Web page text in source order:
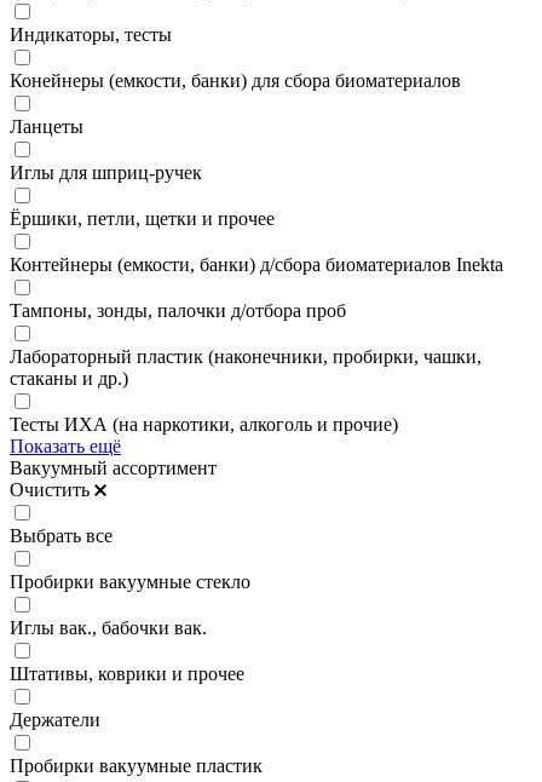
Индикаторы, тесты
Конейнеры (емкости, банки) для сбора биоматериалов
Ланцеты
Иглы для шприц-ручек
Ёршики, петли, щетки и прочее
Контейнеры (емкости, банки) д/сбора биоматериалов Inekta
Тампоны, зонды, палочки д/отбора проб
Лабораторный пластик (наконечники, пробирки, чашки,
стаканы и др.)
Тесты ИХА (на наркотики, алкоголь и прочие)
Показать ещё
Вакуумный ассортимент
Очистить
Выбрать все
Пробирки вакуумные стекло
Иглы вак., бабочки вак.
Штативы, коврики и прочее
Держатели
Пробирки вакуумные пластик